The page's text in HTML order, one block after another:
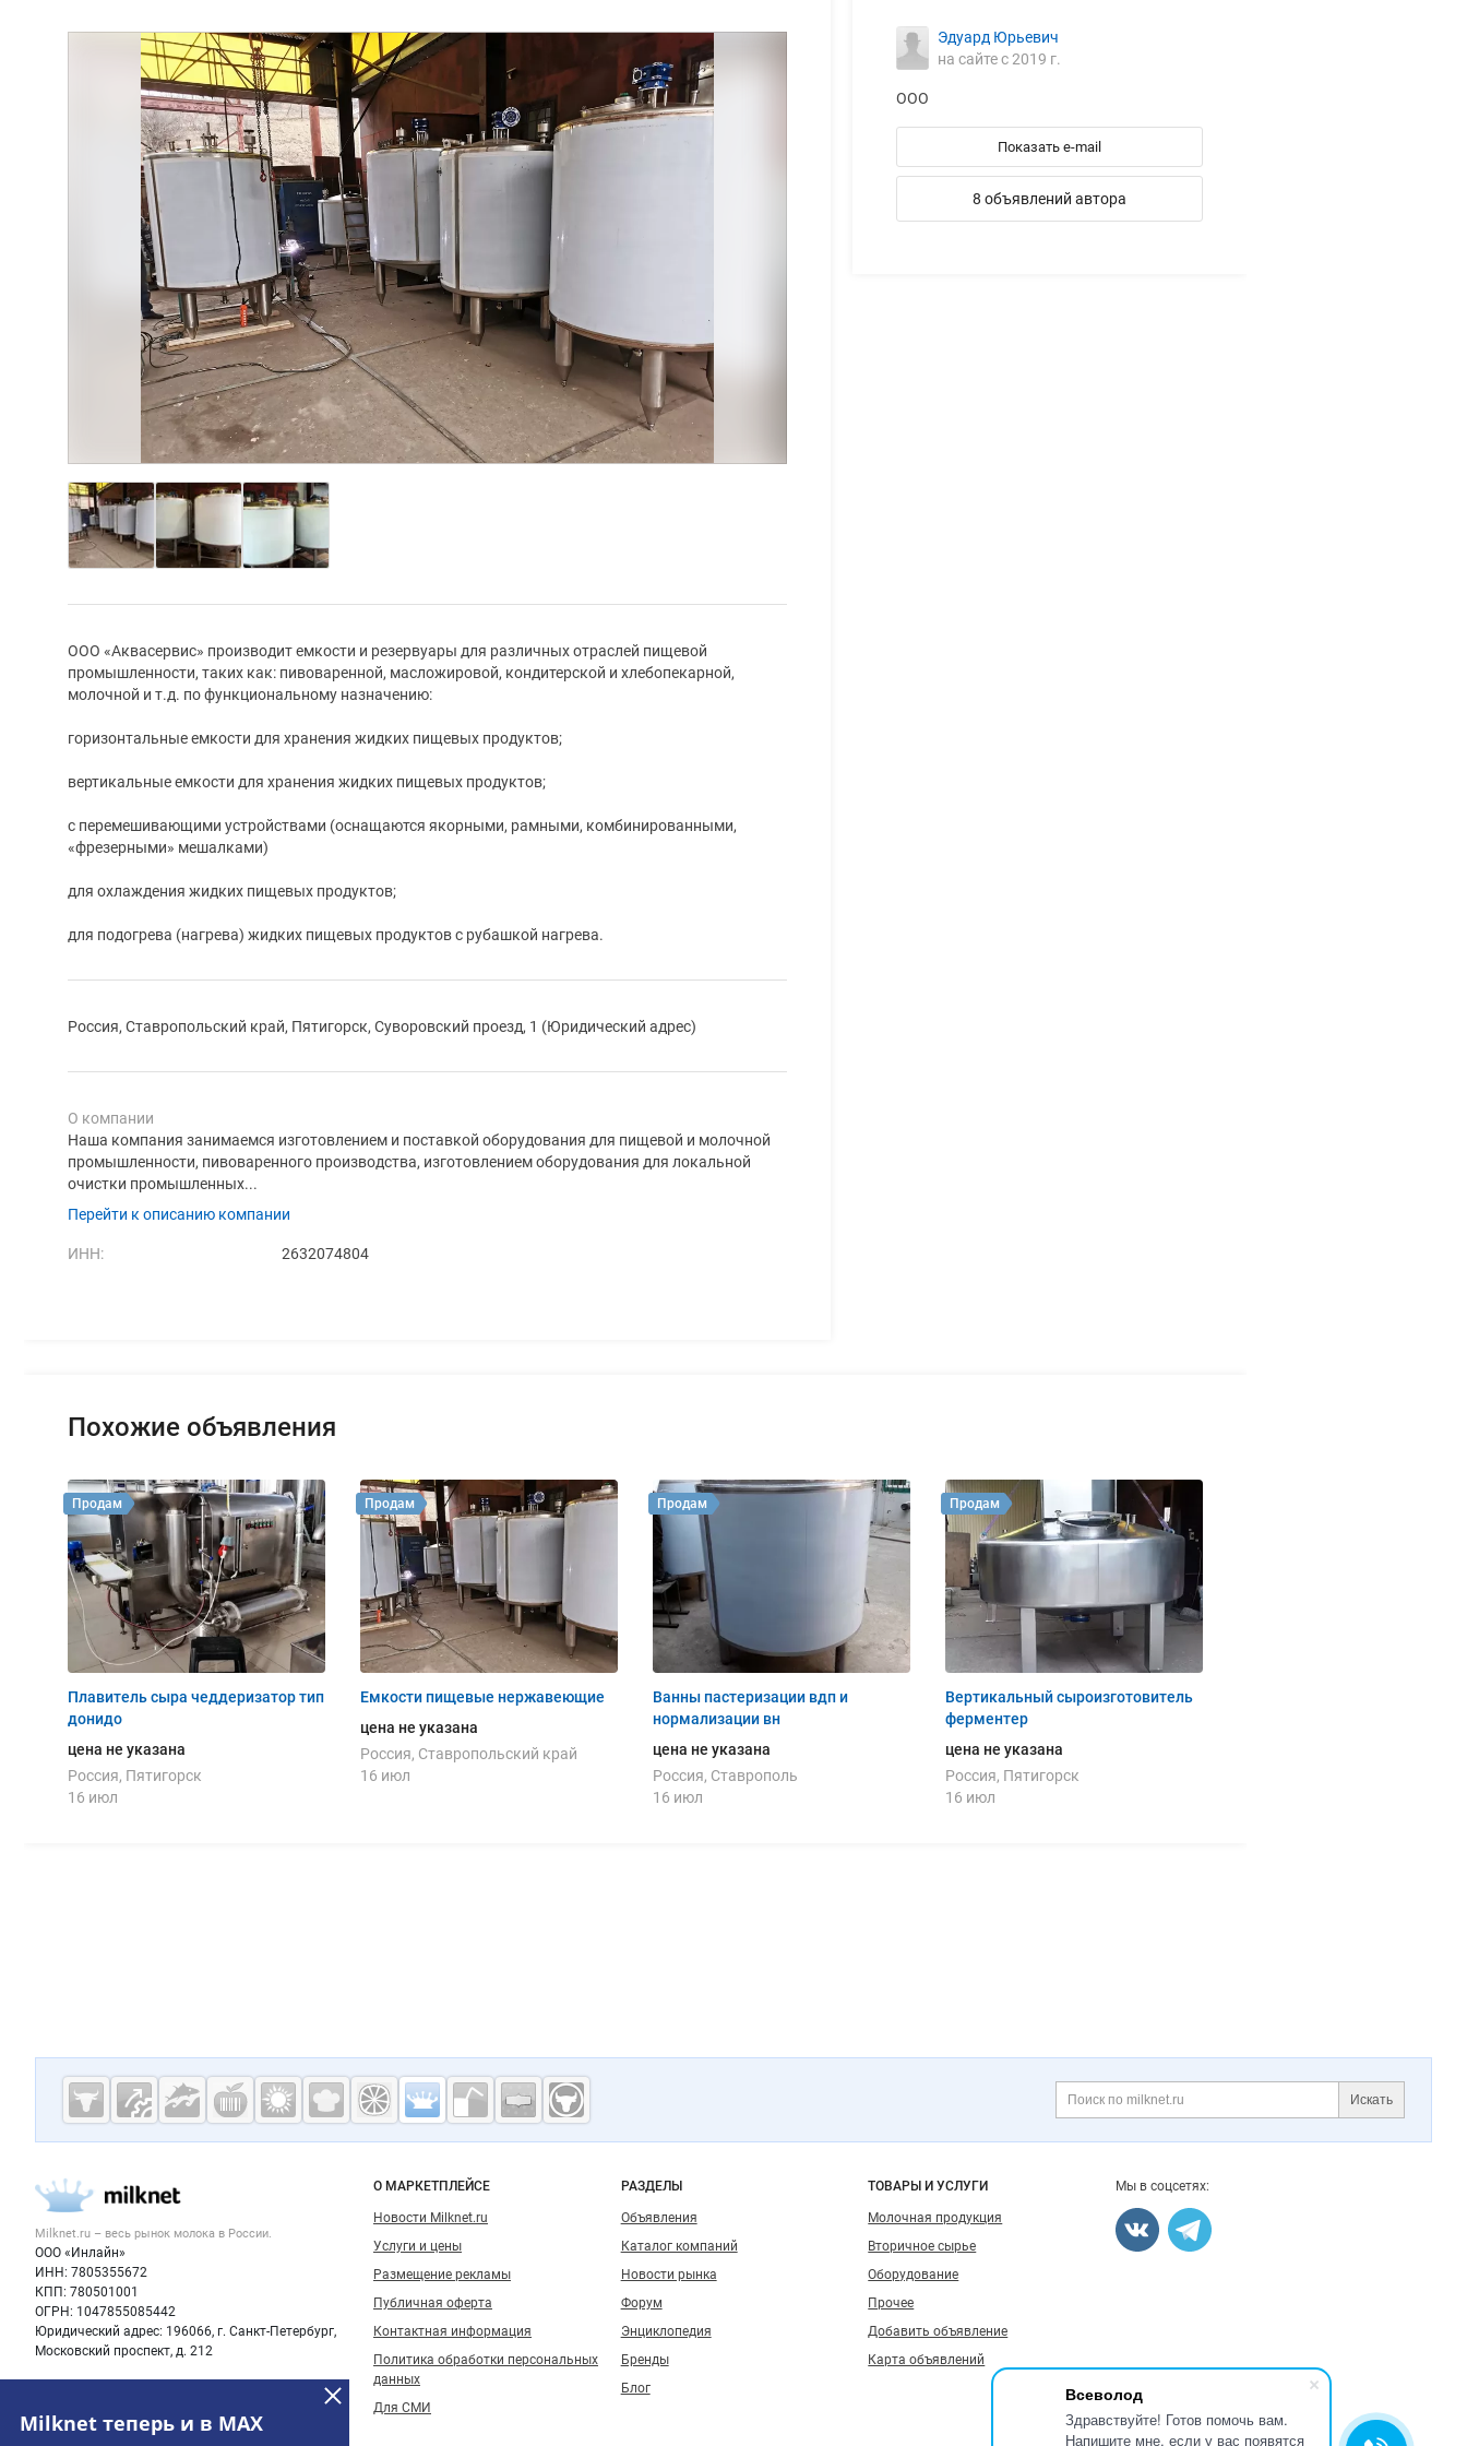
Всеволод
Здравствуйте! Готов помочь вам.
Напишите мне, если у вас появятся
ООО «Аквасервис» производит емкости и резервуары для различных отраслей пищевой
промышленности, таких как: пивоваренной, масложировой, кондитерской и хлебопекарной,
молочной и т.д. по функциональному назначению:
горизонтальные емкости для хранения жидких пищевых продуктов;
вертикальные емкости для хранения жидких пищевых продуктов;
с перемешивающими устройствами (оснащаются якорными, рамными, комбинированными,
«фрезерными» мешалками)
для охлаждения жидких пищевых продуктов;
для подогрева (нагрева) жидких пищевых продуктов с рубашкой нагрева.
Россия, Ставропольский край, Пятигорск, Суворовский проезд, 1 (Юридический адрес)
О компании
Наша компания занимаемся изготовлением и поставкой оборудования для пищевой и молочной
промышленности, пивоваренного производства, изготовлением оборудования для локальной
очистки промышленных...
Перейти к описанию компании
ИНН: 2632074804
Эдуард Юрьевич
на сайте с 2019 г.
ООО
Показать e-mail
8 объявлений автора
Похожие объявления
Плавитель сыра чеддеризатор тип
донидо
цена не указана
Россия, Пятигорск
16 июл
Продам
Емкости пищевые нержавеющие
цена не указана
Россия, Ставропольский край
16 июл
Продам
Ванны пастеризации вдп и
нормализации вн
цена не указана
Россия, Ставрополь
16 июл
Продам
Вертикальный сыроизготовитель
ферментер
цена не указана
Россия, Пятигорск
16 июл
Продам
Milknet теперь и в MAX
Дополнительная информация
Искать
Cсылки на полезные проекты
Молочная
промышленность
Milknet.ru
Важные разделы и контакты
Milknet.ru – весь рынок молока в России.
ООО «Инлайн»
ИНН: 7805355672
КПП: 780501001
ОГРН: 1047855085442
Юридический адрес: 196066, г. Санкт-Петербург,
Московский проспект, д. 212
Навигация по сайту
О МАРКЕТПЛЕЙСЕ
Новости Milknet.ru
Услуги и цены
Размещение рекламы
Публичная оферта
Контактная информация
Политика обработки персональных
данных
Для СМИ
РАЗДЕЛЫ
Объявления
Каталог компаний
Новости рынка
Форум
Энциклопедия
Бренды
Блог
ТОВАРЫ И УСЛУГИ
Молочная продукция
Вторичное сырье
Оборудование
Прочее
Добавить объявление
Карта объявлений
Мы в соцсетях: